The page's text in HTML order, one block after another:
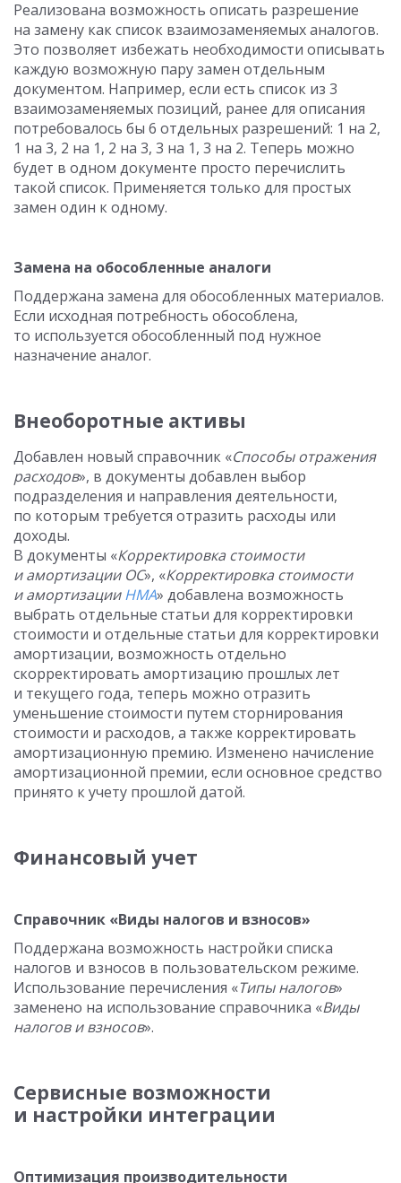
Реализована возможность описать разрешение
на замену как список взаимозаменяемых аналогов.
Это позволяет избежать необходимости описывать
каждую возможную пару замен отдельным
документом. Например, если есть список из 3
взаимозаменяемых позиций, ранее для описания
потребовалось бы 6 отдельных разрешений: 1 на 2,
1 на 3, 2 на 1, 2 на 3, 3 на 1, 3 на 2. Теперь можно
будет в одном документе просто перечислить
такой список. Применяется только для простых
замен один к одному.
Замена на обособленные аналоги
Поддержана замена для обособленных материалов.
Если исходная потребность обособлена,
то используется обособленный под нужное
назначение аналог.
Внеоборотные активы
Добавлен новый справочник «Способы отражения
расходов», в документы добавлен выбор
подразделения и направления деятельности,
по которым требуется отразить расходы или
доходы.
В документы «Корректировка стоимости
и амортизации ОС», «Корректировка стоимости
и амортизацииНМА» добавлена возможность
выбрать отдельные статьи для корректировки
стоимости и отдельные статьи для корректировки
амортизации, возможность отдельно
скорректировать амортизацию прошлых лет
и текущего года, теперь можно отразить
уменьшение стоимости путем сторнирования
стоимости и расходов, а также корректировать
амортизационную премию. Изменено начисление
амортизационной премии, если основное средство
принято к учету прошлой датой.
Финансовый учет
Справочник «Виды налогов и взносов»
Поддержана возможность настройки списка
налогов и взносов в пользовательском режиме.
Использование перечисления «Типы налогов»
заменено на использование справочника «Виды
налогов и взносов».
Сервисные возможности
и настройки интеграции
Оптимизация производительности